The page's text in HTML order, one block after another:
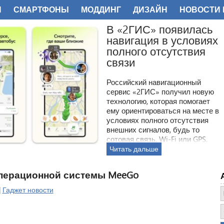
системы MeeGo
Гаджет новости
СМАРТФОНЫ МОДДИНГ ДИЗАЙН НОВОСТИ
ФОТО